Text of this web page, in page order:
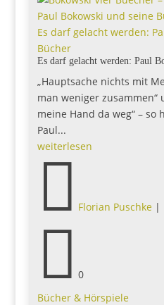
Es darf gelacht werden:
Bücher
Es darf gelacht werden: Paul
„Hauptsache nichts mit
man weniger zusammen“
meine Hand da weg“ –
Paul...
weiterlesen
 Florian Puschke|
 0
Bücher & Hörspiele